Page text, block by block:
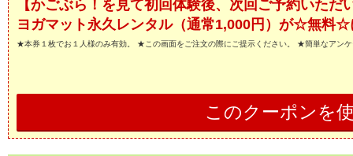
【かごぶら！を見て初回体験後、次回ご予約いただ
ヨガマット永久レンタル（通常1,000円）が☆無料
★本券１枚でお１人様のみ有効。 ★この画面をご注文の際にご提示ください。 ★簡単なアン
このクーポンを